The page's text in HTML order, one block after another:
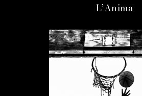
L’Anima